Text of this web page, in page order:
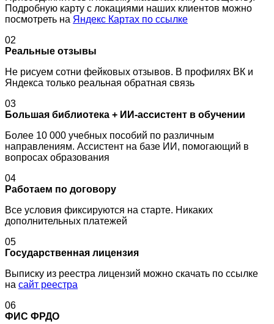
Подробную карту с локациями наших клиентов можно
посмотреть на Яндекс Картах по ссылке
02
Реальные отзывы
Не рисуем сотни фейковых отзывов. В профилях ВК и
Яндекса только реальная обратная связь
03
Большая библиотека + ИИ-ассистент в обучении
Более 10 000 учебных пособий по различным
направлениям. Ассистент на базе ИИ, помогающий в
вопросах образования
04
Работаем по договору
Все условия фиксируются на старте. Никаких
дополнительных платежей
05
Государственная лицензия
Выписку из реестра лицензий можно скачать по ссылке
на сайт реестра
06
ФИС ФРДО